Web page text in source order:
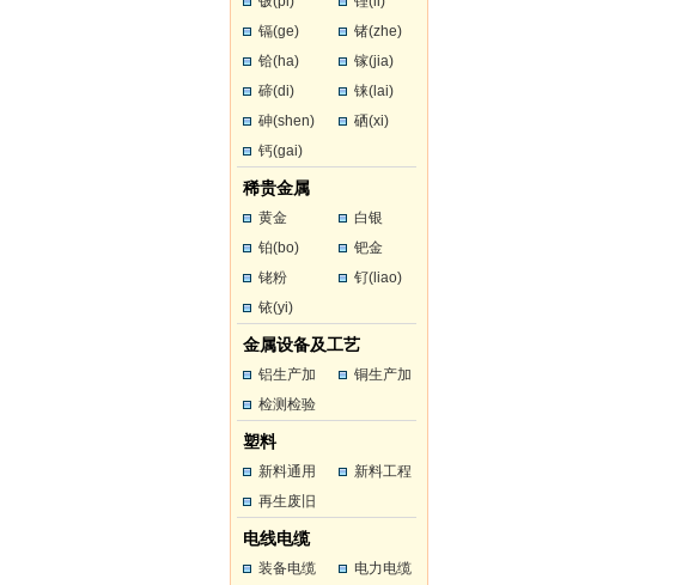
镉(ge)
锗(zhe)
铪(ha)
镓(jia)
碲(di)
铼(lai)
砷(shen)
硒(xi)
钙(gai)
稀贵金属
黄金
白银
铂(bo)
钯金
铑粉
钌(liao)
铱(yi)
金属设备及工艺
铝生产加
工
铜生产加
检测检验
塑料
新料通用
塑料
新料工程
再生废旧
塑料
电线电缆
装备电缆
电力电缆